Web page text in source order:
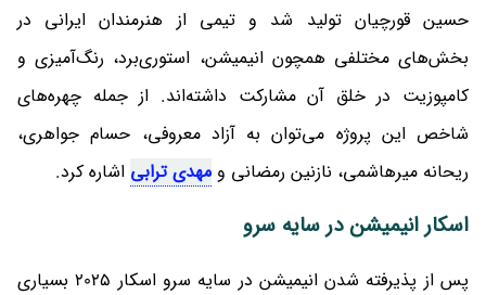
حسین قورچیان تولید شد و تیمی از هنرمندان ایرانی در
بخش‌های مختلفی همچون انیمیشن، استوری‌برد، رنگ‌آمیزی و
کامپوزیت در خلق آن مشارکت داشته‌اند. از جمله چهره‌های
شاخص این پروژه می‌توان به آزاد معروفی، حسام جواهری،
ریحانه میرهاشمی، نازنین رمضانی و مهدی ترابی اشاره کرد.
اسکار انیمیشن در سایه سرو
پس از پذیرفته شدن انیمیشن در سایه سرو اسکار 2025 بسیاری